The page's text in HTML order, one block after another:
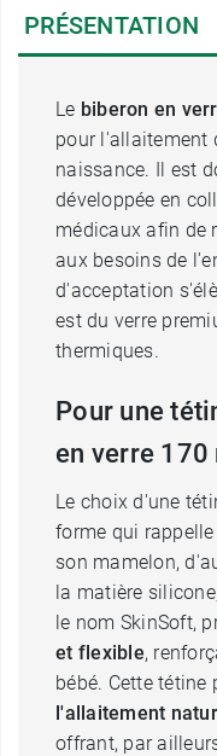
PRÉSENTATION
Le biberon en
pour l'allaitement
naissance. Il est
développée en
médicaux afin de
aux besoins de
d'acceptation
est du verre
thermiques.
Pour une
en verre 170
Le choix d'une
forme qui
son mamelon,
la matière
le nom SkinSoft,
et flexible,
bébé. Cette tétine
l'allaitement
offrant, par